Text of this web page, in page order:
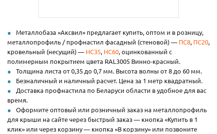
Металлобаза «Аксвил» предлагает купить, оптом и в розницу,
металлопрофиль / профнастил фасадный (стеновой) — ПС8, ПС20,
кровельный (несущий) — НС35, НС60, оцинкованный с
полимерным покрытием цвета RAL3005 Винно-красный.
Толщина листа от 0,35 до 0,7 мм. Высота волны от 8 до 60 мм.
Безналичный и наличный расчет. Цена за 1 метр квадратный.
Доставка профнастила по Беларуси области в удобное для вас
время.
Оформите оптовый или розничный заказ на металлопрофиль
для крыши на сайте через быстрый заказ — кнопка «Купить в 1
клик» или через корзину — кнопка «В корзину» или позвоните